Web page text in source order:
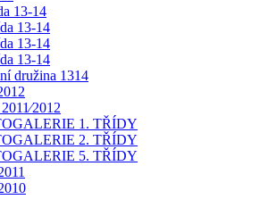
13-14
13-14
13-14
13-14
družina 1314
1. TŘÍDY
2. TŘÍDY
5. TŘÍDY